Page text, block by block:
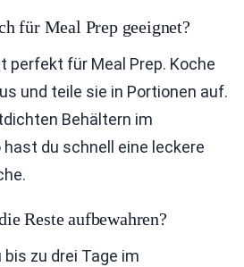
für Meal Prep geeignet?
perfekt für Meal Prep. Koche
und teile sie in Portionen auf.
Behältern im
du schnell eine leckere
Reste aufbewahren?
zu drei Tage im